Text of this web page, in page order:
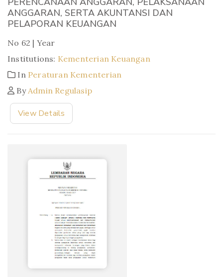
ANGGARAN, SERTA AKUNTANSI DAN
PELAPORAN KEUANGAN
No 62 | Year
Institutions: Kementerian Keuangan
In Peraturan Kementerian
ByAdmin Regulasip
View Details